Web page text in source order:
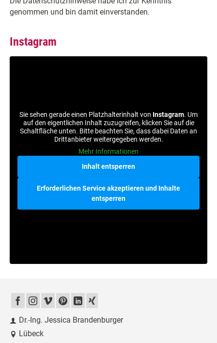
genommen und bin damit einverstanden.
Instagram
Sie sehen gerade einen Platzhalterinhalt von Instagram. Um
auf den eigentlichen Inhalt zuzugreifen, klicken Sie auf die
Schaltfläche unten. Bitte beachten Sie, dass dabei Daten an
Drittanbieter weitergegeben werden.
Mehr Informationen
Inhalt entsperren
Erforderlichen Service akzeptieren und Inhalte
entsperren
Dr.-Ing. Jessica Brandenburger
Lübeck